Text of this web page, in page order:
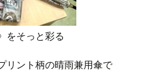
をそっと彩る
リント柄の晴雨兼用傘で